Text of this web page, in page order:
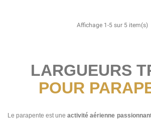
Affichage 1-5 sur 5 item(s)
LARGUEURS
POUR
Le parapente est uneactivité aérienne